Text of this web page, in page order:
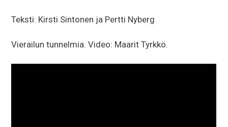
Teksti: Kirsti Sintonen ja Pertti Nyberg
Vierailun tunnelmia. Video: Maarit Tyrkkö.